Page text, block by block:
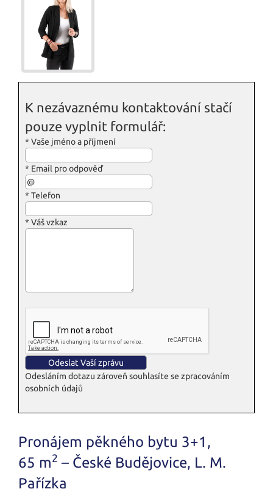
K nezávaznému kontaktování stačí
pouze vyplnit formulář:
* Vaše jméno a příjmení
* Email pro odpověď
* Telefon
* Váš vzkaz
Odesláním dotazu zároveň souhlasíte se zpracováním
osobních údajů
Pronájem pěkného bytu 3+1,
65 m2 – České Budějovice, L. M.
Pařízka